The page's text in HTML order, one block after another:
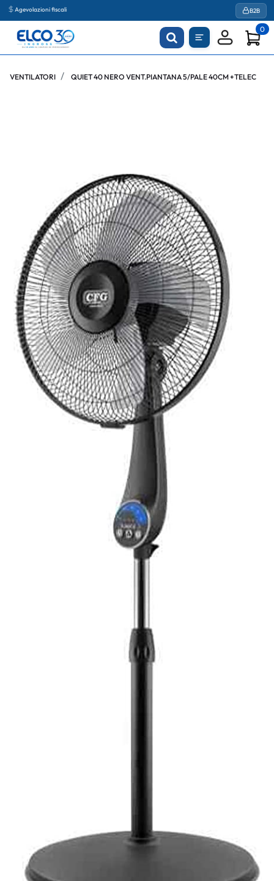
Agevolazioni fiscali B2B
0
VENTILATORI QUIET 40 NERO VENT.PIANTANA 5/PALE 40CM +TELEC